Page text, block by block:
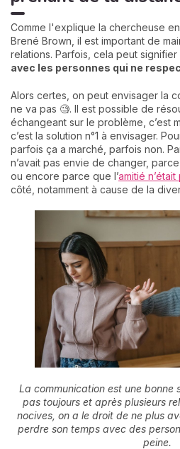
Comme l'explique la chercheuse
Brené Brown, il est important de
relations. Parfois, cela peut signifier
avec les personnes qui ne
Alors certes, on peut envisager la
ne va pas 🧐. Il est possible de
échangeant sur le problème, c’est
c’est la solution n°1 à envisager.
parfois ça a marché, parfois non.
n’avait pas envie de changer,
ou encore parce que l’amitié
côté, notamment à cause de la
La communication est une bonne
pas toujours et après plusieurs
nocives, on a le droit de ne plus
perdre son temps avec des
peine.